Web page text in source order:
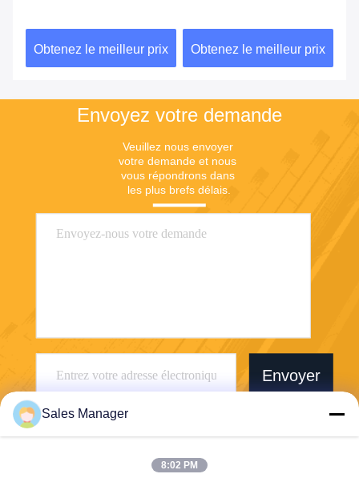
d'EDTA
Obtenez le meilleur prix
prélèvement sanguin
Obtenez le meilleur prix
Envoyez votre demande
Veuillez nous envoyer
votre demande et nous
vous répondrons dans
les plus brefs délais.
Envoyer
Sales Manager
8:02 PM